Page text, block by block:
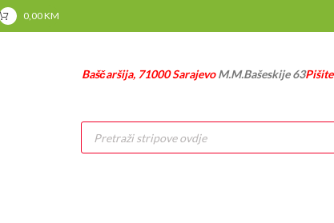
0,00KM
Baščaršija, 71000 SarajevoM.M.Bašeskije 63
Products
search